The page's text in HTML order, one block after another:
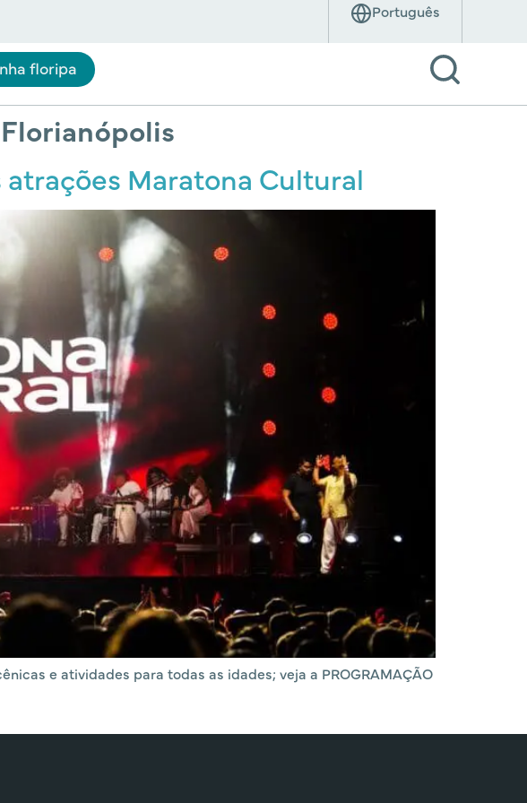
floripa
Maratona Cultural
e atividades para todas as idades; veja a PROGRAMAÇÃO